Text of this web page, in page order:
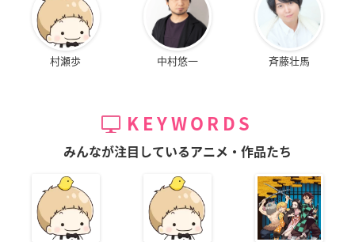
村瀬歩 中村悠一 斉藤壮馬
KEYWORDS
みんなが注目しているアニメ・作品たち